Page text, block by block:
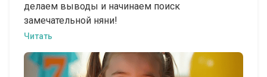
делаем выводы и начинаем поиск
замечательной няни!
Читать